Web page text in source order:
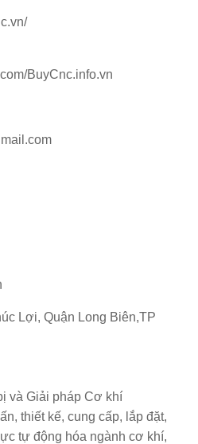
BuyCnc.info.vn
Lợi, Quận Long Biên,TP
và Giải pháp Cơ khí
thiết kế, cung cấp, lắp đặt,
tự động hóa ngành cơ khí,